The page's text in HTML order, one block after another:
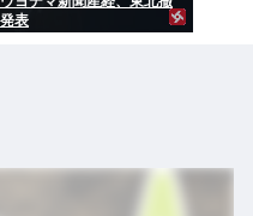
表